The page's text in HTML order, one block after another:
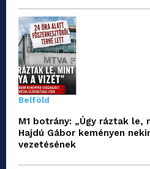
Belföld
M1 botrány: „Úgy ráztak le,
Hajdú Gábor keményen
vezetésének